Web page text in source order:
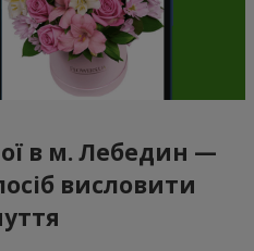
в м. Лебедин —
висловити